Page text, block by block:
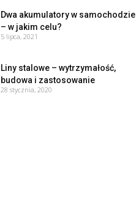
Dwa akumulatory w samochodzie
– w jakim celu?
5 lipca, 2021
Liny stalowe – wytrzymałość,
budowa i zastosowanie
28 stycznia, 2020